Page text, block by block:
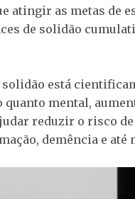
atingir as metas de
de solidão
solidão está
mental,
reduzir o risco
demência e até